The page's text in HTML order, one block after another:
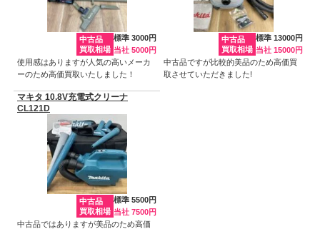
中古品
買取相場
標準 3000円
当社 5000円
使用感はありますが人気の高いメーカ
ーのため高価買取いたしました！
中古品
買取相場
標準 13000円
当社 15000円
中古品ですが比較的美品のため高価買
取させていただきました!
マキタ 10.8V充電式クリーナ
CL121D
中古品
買取相場
標準 5500円
当社 7500円
中古品ではありますが美品のため高価